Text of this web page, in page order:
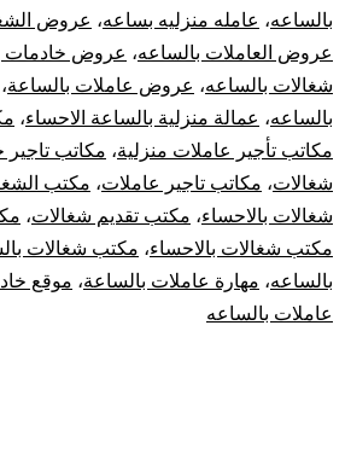
بالساعه، عامله منزليه بساعه، عروض
عروض العاملات بالساعه، عروض خادمات
شغالات بالساعه، عروض عاملات بالساعة،
بالساعه، عمالة منزلية بالساعة الاحساء،
مكاتب تأجير عاملات منزلية، مكاتب تاجير
شغالات، مكاتب تاجير عاملات، مكتب
شغالات بالاحساء، مكتب تقديم شغالات،
مكتب شغالات بالاحساء، مكتب شغالات
بالساعه، مهارة عاملات بالساعة، موقع
عاملات بالساعه